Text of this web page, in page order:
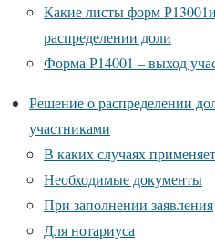
Какие листы форм
распределении доли
Форма Р14001 – выход
Решение о распределении
участниками
В каких случаях
Необходимые документы
При заполнении заявления
Для нотариуса